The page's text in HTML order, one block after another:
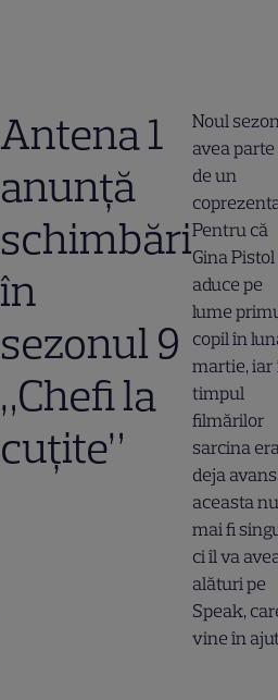
Antena 1
anunță
schimbări
în
sezonul 9
„Chefi la
cuțite”
Noul
avea
de un
Pentru că
Gina Pistol
aduce pe
lume
copil în
martie, iar
timpul
filmărilor
sarcina
deja
aceasta
mai fi
ci îl va
alături pe
Speak,
vine în